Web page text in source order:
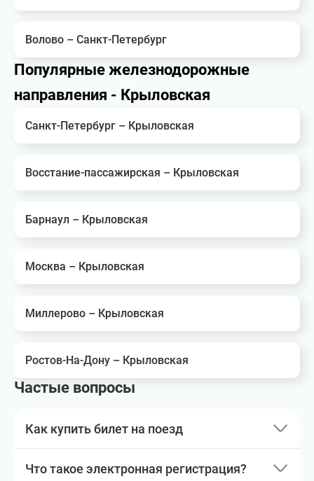
Волово – Санкт-Петербург
Популярные железнодорожные
направления - Крыловская
Санкт-Петербург – Крыловская
Восстание-пассажирская – Крыловская
Барнаул – Крыловская
Москва – Крыловская
Миллерово – Крыловская
Ростов-На-Дону – Крыловская
Частые вопросы
Как купить билет на поезд
Что такое электронная регистрация?